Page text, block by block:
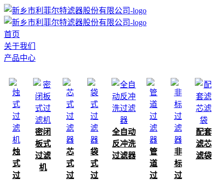
首页
关于我们
产品中心
烛
式
过
密闭
板式
过滤
机
芯
式
过
袋
式
过
全自动
反冲洗
过滤器
管
道
过
非
标
过
配套
滤芯
滤袋